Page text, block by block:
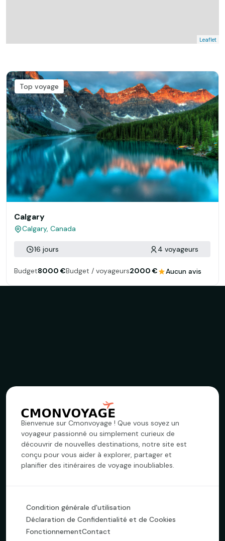
Leaflet
Top voyage
Calgary
Calgary, Canada
16 jours 4 voyageurs
Budget8000 €Budget / voyageurs2000 € Aucun avis
Bienvenue sur Cmonvoyage ! Que vous soyez un
voyageur passionné ou simplement curieux de
découvrir de nouvelles destinations, notre site est
conçu pour vous aider à explorer, partager et
planifier des itinéraires de voyage inoubliables.
Condition générale d'utilisation
Déclaration de Confidentialité et de Cookies
FonctionnementContact